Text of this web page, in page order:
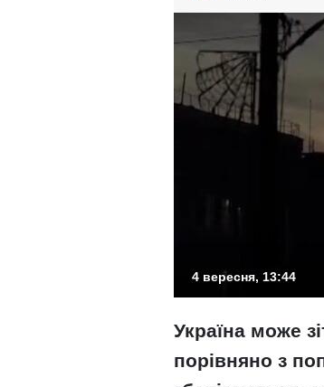
4 вересня, 13:44
Україна може
порівняно з